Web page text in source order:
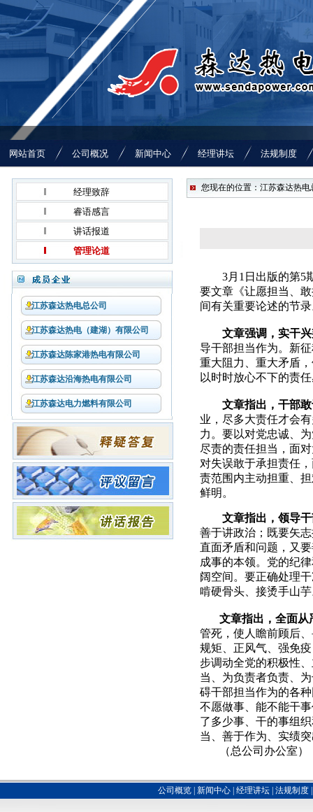
网站首页 公司概况 新闻中心 经理讲坛 法规制度
经理致辞
睿语感言
讲话报道
管理论道
江苏森达热电总公司
江苏森达热电（建湖）有限公司
江苏森达陈家港热电有限公司
江苏森达沿海热电有限公司
江苏森达电力燃料有限公司
您现在的位置：江苏森达热电
3月 1 日出版的第5
要文章《让愿担当、
间有关重要论述的节
文章强调，实干兴
导干部担当作为。新
重大阻力、重大矛盾
以时时放心不下的责
文章指出，干部
业，尽多大责任才会
力。要以对党忠诚、
尽责的责任担当，面
对失误敢于承担责任
责范围内主动担重、
鲜明。
文章指出，领导
善于讲政治；既要矢
直面矛盾和问题，又
成事的本领。党的纪
阔空间。要正确处理
啃硬骨头、接烫手山
文章指出，全面从
管死，使人瞻前顾后
规矩、正风气、强免
步调动全党的积极性
当、为负责者负责、
碍干部担当作为的各
不愿做事、能不能干
了多少事、干的事组
当、善于作为、实绩
（总公司办公室）
公司概览| 新闻中心| 经理讲坛| 法规制度